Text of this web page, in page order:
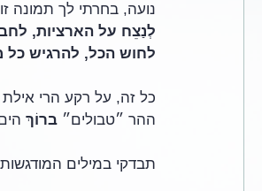
נועה, בחרתי לך תמונה
לְנַצֵח על הארציות,
לחוש הכל, להרגיש כל
כל זה, על רקע הרי אילת
ההר ״טבולים״ ברוֹךְ
תבדקי במילים